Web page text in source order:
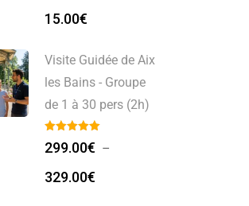
15.00€
Visite Guidée de Aix
les Bains - Groupe
de 1 à 30 pers (2h)
299.00€ –
329.00€